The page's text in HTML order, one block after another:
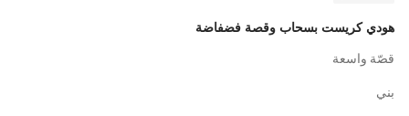
هودي كريست بسحاب وقصة فضفاضة
قصّة واسعة
بني